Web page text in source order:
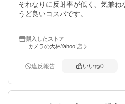
それなりに反射率が低く、気兼ね
うど良いコスパです。
たい気もしますが、
結局、ぶつけたり傷つけた時の精
ンズを守る」というコンセプト崩
購入したストア
カメラの大林Yahoo!店
違反報告 いいね0